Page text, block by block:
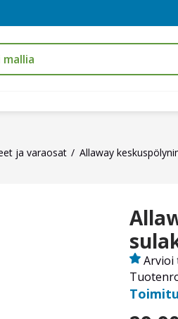
ja varaosat Allaway
Arvioi